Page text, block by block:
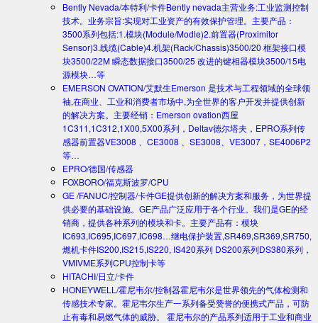
Bently Nevada/本特利/卡件Bently nevada主营业务:工业监测控制
技术。业务宗旨:实现对工业资产的有效保护管理。主要产品：
3500系列包括:1.模块(Module/Modle)2.前置器(Proximitor
Sensor)3.线缆(Cable)4.机架(Rack/Chassis)3500/20 框架接口模
块3500/22M 瞬态数据接口3500/25 改进的键相器模块3500/15电
源模块…等
EMERSON OVATION/艾默生Emerson 是技术与工程领域的全球领
袖,在商业、工业和消费者市场中,为全世界的客户开发并提供创新
的解决方案。主要经销：Emerson ovation西屋
1C311,1C312,1X00,5X00系列，Deltav德尔塔夫，EPRO系列传
感器前置器VE3008 、CE3008 、SE3008、VE3007，SE4006P2
等…
EPRO/德国/传感器
FOXBORO/福克斯波罗/CPU
GE /FANUC/控制器/卡件GE提供创新的解决方案和服务，为世界提
供必要的基础设施。GE产品广泛应用于各个行业。我们是GE的经
销商，提供各种系列的模块和卡。主要产品有：模块
IC693,IC695,IC697,IC698…继电保护装置,SR469,SR369,SR750,
燃机卡件IS200,IS215,IS220, IS420系列 DS200系列DS380系列，
VMIVME系列CPU控制卡等
HITACHI/日立/卡件
HONEYWELL/霍尼韦尔/控制器霍尼韦尔是世界领先的气体检测和
传感技术专家。霍尼韦尔生产一系列备受赞誉的便携式产品，可防
止有毒和易燃气体的威胁。 霍尼韦尔的产品系列适用于工业和商业